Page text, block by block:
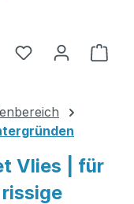
Du hast 0
Vlies | für